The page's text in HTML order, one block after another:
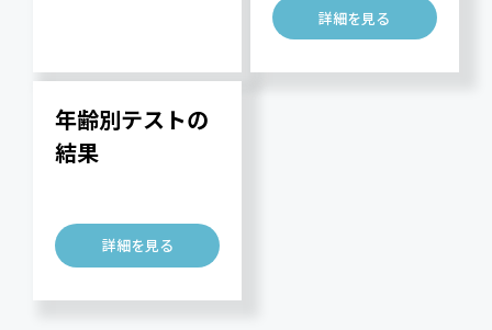
詳細を見る
年齢別テストの
結果
詳細を見る